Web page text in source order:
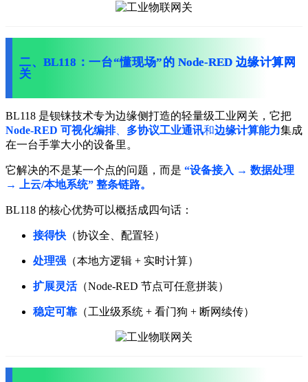
二、BL118：一台“懂现场”的 Node-RED 边缘计算网
关
BL118 是钡铼技术专为边缘侧打造的轻量级工业网关，它把
Node-RED 可视化编排、 多协议工业通讯和边缘计算能力集成
在一台手掌大小的设备里。
它解决的不是某一个点的问题，而是 “设备接入 → 数据处理
→ 上云/本地系统” 整条链路。
BL118 的核心优势可以概括成四句话：
接得快 （协议全、配置轻）
处理强 （本地方逻辑 + 实时计算）
扩展灵活（Node-RED 节点可任意拼装）
稳定可靠 （工业级系统 + 看门狗 + 断网续传）